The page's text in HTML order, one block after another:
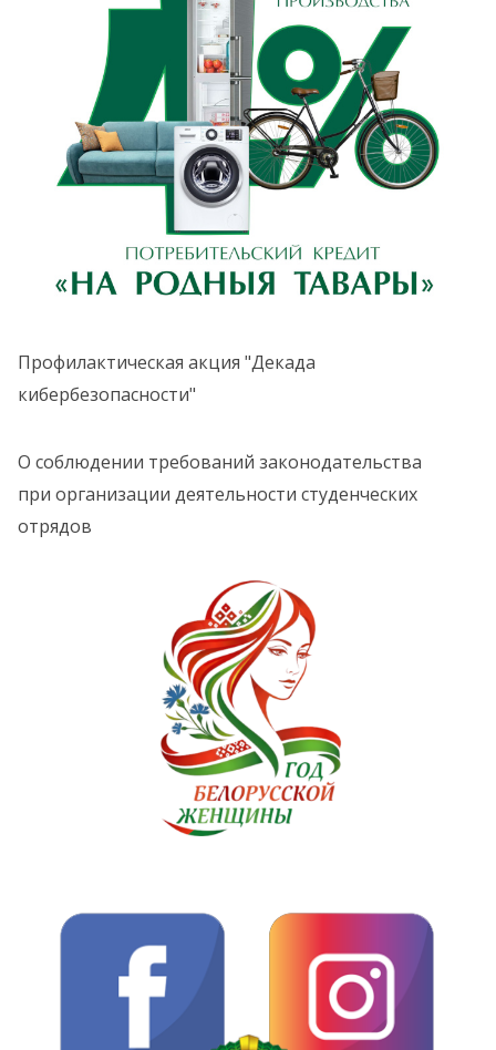
Профилактическая акция "Декада
кибербезопасности"
О соблюдении требований законодательства
при организации деятельности студенческих
отрядов